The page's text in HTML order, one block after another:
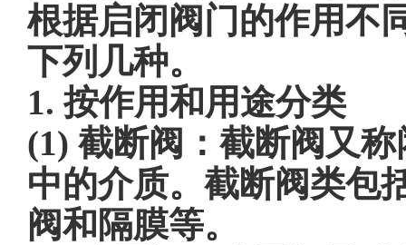
根据启闭阀门的作用不
下列几种。
1. 按作用和用途分类
(1) 截断阀：截断阀又
中的介质。截断阀类包
阀和隔膜等。